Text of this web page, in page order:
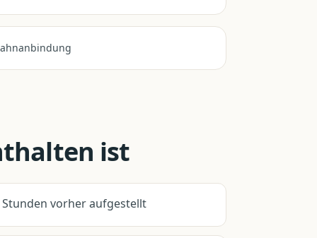
ist
vorher aufgestellt